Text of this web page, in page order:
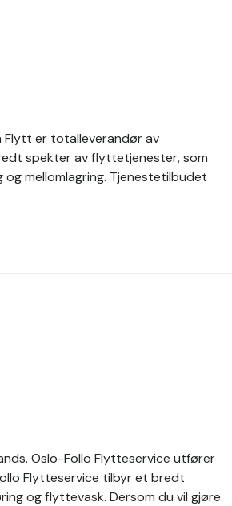
Flytt er totalleverandør av
spekter av flyttetjenester, som
mellomlagring. Tjenestetilbudet
Oslo-Follo Flytteservice utfører
Flytteservice tilbyr et bredt
og flyttevask. Dersom du vil gjøre